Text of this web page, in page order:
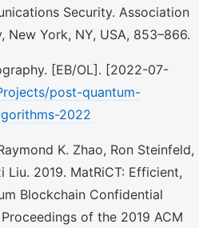
Security. Association
York, NY, USA, 853–866.
[EB/OL]. [2022-07-
post-quantum-
2022
K. Zhao, Ron Steinfeld,
Liu. 2019. MatRiCT: Efficient,
Blockchain Confidential
of the 2019 ACM